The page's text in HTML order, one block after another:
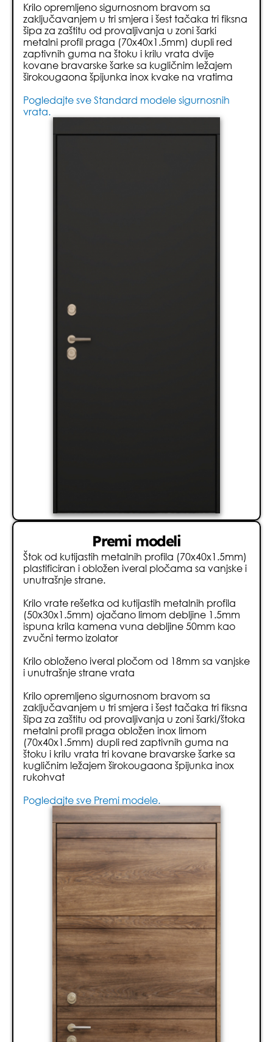
Krilo opremljeno sigurnosnom bravom sa
zaključavanjem u tri smjera i šest tačaka tri fiksna
šipa za zaštitu od provaljivanja u zoni šarki
metalni profil praga (70x40x1.5mm) dupli red
zaptivnih guma na štoku i krilu vrata dvije
kovane bravarske šarke sa kugličnim ležajem
širokougaona špijunka inox kvake na vratima
Pogledajte sve Standard modele sigurnosnih
vrata.
Premi modeli
Štok od kutijastih metalnih profila (70x40x1.5mm)
plastificiran i obložen iveral pločama sa vanjske i
unutrašnje strane.
Krilo vrate rešetka od kutijastih metalnih profila
(50x30x1.5mm) ojačano limom debljine 1.5mm
ispuna krila kamena vuna debljine 50mm kao
zvučni termo izolator
Krilo obloženo iveral pločom od 18mm sa vanjske
i unutrašnje strane vrata
Krilo opremljeno sigurnosnom bravom sa
zaključavanjem u tri smjera i šest tačaka tri fiksna
šipa za zaštitu od provaljivanja u zoni šarki/štoka
metalni profil praga obložen inox limom
(70x40x1.5mm) dupli red zaptivnih guma na
štoku i krilu vrata tri kovane bravarske šarke sa
kugličnim ležajem širokougaona špijunka inox
rukohvat
Pogledajte sve Premi modele.